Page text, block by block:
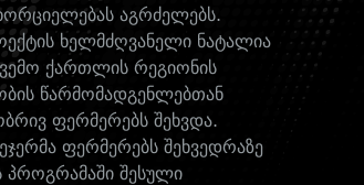
აგრძელებს.
ხელმძღვანელი ნატალია
ქართლის რეგიონის
წარმომადგენლებთან
ფერმერებს შეხვდა.
ფერმერებს შეხვედრაზე
პროგრამაში შესული